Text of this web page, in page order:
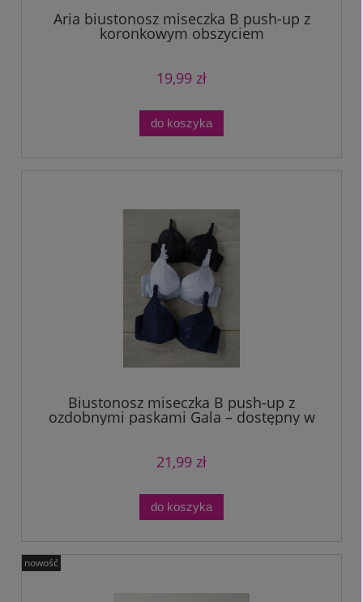
Aria biustonosz miseczka B push-up z
koronkowym obszyciem
19,99 zł
do koszyka
Biustonosz miseczka B push-up z
ozdobnymi paskami Gala – dostępny w
różnych kolorach
21,99 zł
do koszyka
nowość